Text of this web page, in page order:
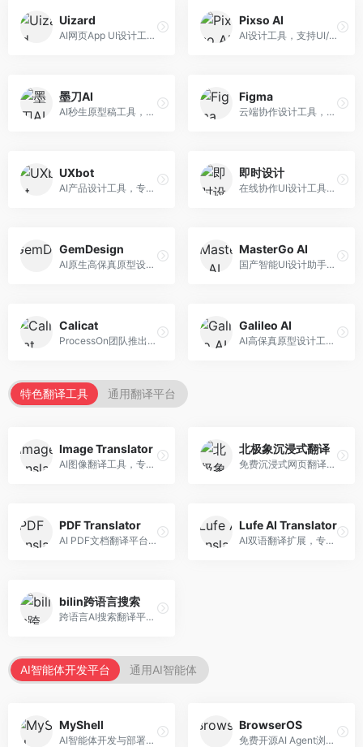
Uizard
AI网页App UI设计工具，专注于快速界面生成。面向产品经理和设计师，提供线框图转UI、界面生成、设计优化等服务，设计速度快。
Pixso AI
AI设计工具，支持UI/UX设计全流程。面向设计师和产品团队，提供界面生成、设计优化、协作评审等服务，国产替代方案，团队协作便捷。
墨刀AI
AI秒生原型稿工具，专注于快速原型设计。面向产品经理和设计师，提供原型生成、交互设计、团队协作等服务，原型制作效率高。
Figma
云端协作设计工具，整合AI设计辅助功能。面向UI/UX设计师和产品团队，提供界面设计、原型制作、团队协作等服务，协作功能强大，是UI设计领域的标杆产品。
UXbot
AI产品设计工具，专注于用户体验优化。面向UX设计师，提供用户研究、设计建议、可用性测试等服务，UX设计支持完善。
即时设计
在线协作UI设计工具，整合AI设计功能。面向设计师和产品团队，提供界面设计、原型制作、设计资源库等服务，国产协作设计平台。
GemDesign
AI原生高保真原型设计工具，专注于智能设计生成。面向设计师，提供界面生成、设计优化、原型制作等服务，设计自动化程度高。
MasterGo AI
国产智能UI设计助手，专注于界面设计自动化。面向UI设计师，提供界面生成、组件设计、设计系统构建等服务，中文用户适配性好。
Calicat
ProcessOn团队推出的产设研协作平台，整合设计与协作功能。面向产品团队，提供设计协作、文档管理、团队沟通等服务，产研协作便捷。
Galileo AI
AI高保真原型设计工具，专注于UI界面生成。面向设计师和产品团队，提供界面生成、交互设计、设计优化等服务，界面质量高。
特色翻译工具 通用翻译平台
Image Translator
AI图像翻译工具，专注于图片文字翻译。面向设计师和电商从业者，提供图片文字识别、翻译、替换等服务，图像翻译效果好。
北极象沉浸式翻译
免费沉浸式网页翻译工具，专注于阅读体验。面向普通用户，提供网页双语翻译、文档翻译等服务，免费使用，翻译质量高。
PDF Translator
AI PDF文档翻译平台，专注于文档本地化。面向商务人士，提供PDF翻译、格式保留、批量处理等服务，文档翻译专业。
Lufe AI Translator
AI双语翻译扩展，专注于浏览器翻译场景。面向外语内容阅读者，提供网页双语翻译、划词翻译等服务，浏览器集成便捷。
bilin跨语言搜索
跨语言AI搜索翻译平台，专注于信息获取。面向研究者和内容创作者，提供跨语言搜索、内容翻译、信息整合等服务，跨语言检索能力强。
AI智能体开发平台 通用AI智能体
MyShell
AI智能体开发与部署平台，专注于语音交互智能体。面向开发者，提供语音智能体创建、部署服务、社区分享等功能，语音交互能力强。
BrowserOS
免费开源AI Agent浏览器，专注于浏览器自动化。面向开发者，提供浏览器控制、任务自动化、API接口等服务，开源免费。